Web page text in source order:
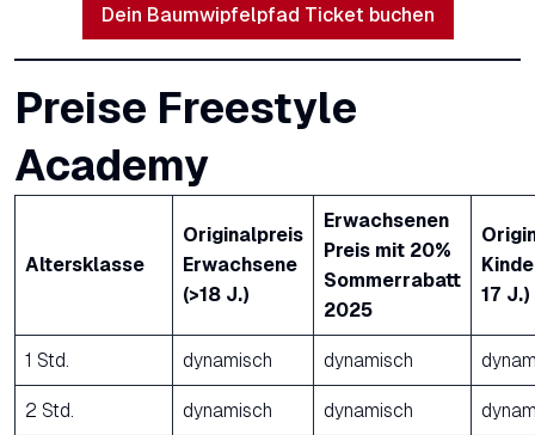
Dein Baumwipfelpfad Ticket buchen
Preise Freestyle
Academy
Altersklasse
Originalpreis
Erwachsene
(>18 J.)
Erwachsenen
Preis mit 20%
Sommerrabatt
2025
17 J.)
1 Std. dynamisch dynamisch
2 Std. dynamisch dynamisch